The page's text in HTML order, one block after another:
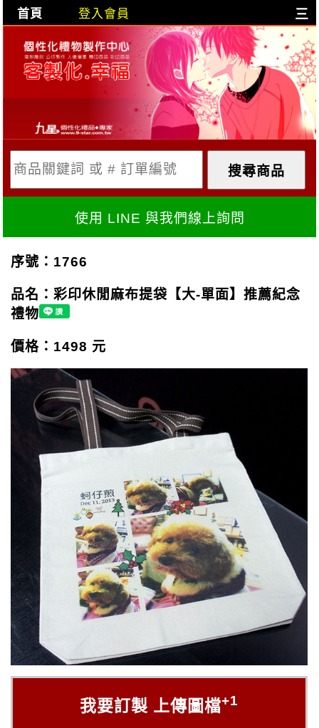
首頁 登入會員 三
購物車內容:
目前購物車是空的!
X
使用 LINE 與我們線上詢問